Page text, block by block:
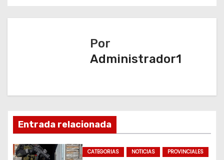
g
n
d
Por
Administrador1
Entrada relacionada
CATEGORIAS NOTICIAS PROVINCIALES